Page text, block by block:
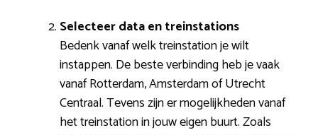
Selecteer data en treinstations
Bedenk vanaf welk treinstation je wilt
instappen. De beste verbinding heb je vaak
vanaf Rotterdam, Amsterdam of Utrecht
Centraal. Tevens zijn er mogelijkheden vanaf
het treinstation in jouw eigen buurt. Zoals